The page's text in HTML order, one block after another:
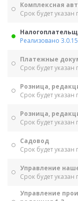
Комплексная
Срок будет указан
Реализовано
Платежные
Срок будет указан
Розница,
Срок будет указан
Розница,
Срок будет указан
Садовод
Срок будет указан
Управление
Срок будет указан
Управление